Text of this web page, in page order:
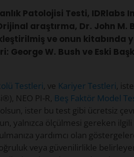
Patolojisi Testi, IDRlabs
araştırma, Dr. John M.
ve onun kitabında
George W. Bush ve Eski
Testleri, ve Kariyer Testleri,
NEO PI-R, Beş Faktör Model
ister bu test gibi ücretsiz
yalnızca ölçülmesi gereken
yardımcı olan
veya güvenilirlikle